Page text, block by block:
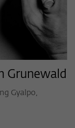
Grunewald
Gyalpo,